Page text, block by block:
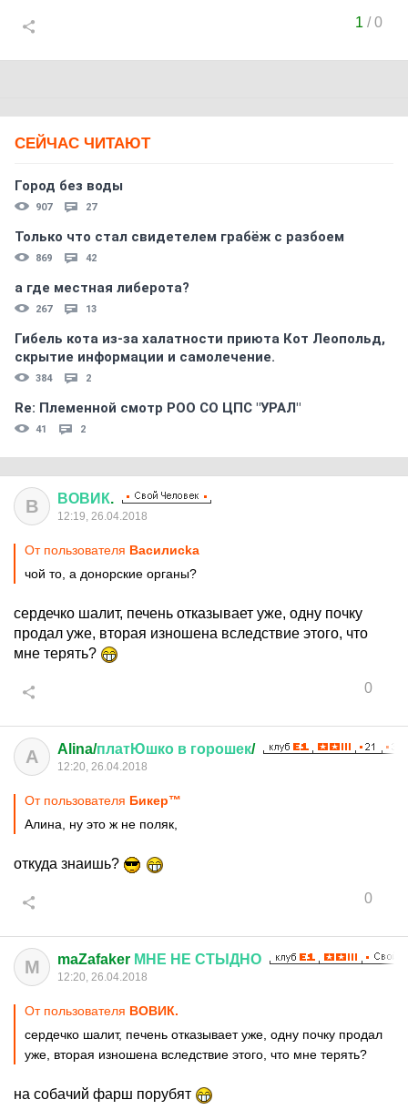
1 /0
СЕЙЧАС ЧИТАЮТ
Город без воды
907 27
Только что стал свидетелем грабёж с разбоем
869 42
а где местная либерота?
267 13
Гибель кота из-за халатности приюта Кот Леопольд,
скрытиe информации и самолечение.
384 2
Re: Племеннoй смoтр РOO CO ЦПС "УРАЛ"
41 2
В ВОВИК.
12:19, 26.04.2018
От пользователя Василисkа
чой то, а донорские органы?
сердечко шалит, печень отказывает уже, одну почку
продал уже, вторая изношена вследствие этого, что
мне терять?
0
A Alina/платЮшко в горошек/
12:20, 26.04.2018
От пользователя Бикер™
Алина, ну это ж не поляк,
откуда знаишь?
0
M maZafaker МНЕ НЕ СТЫДНО
12:20, 26.04.2018
От пользователя ВОВИК.
сердечко шалит, печень отказывает уже, одну почку продал
уже, вторая изношена вследствие этого, что мне терять?
на собачий фарш порубят